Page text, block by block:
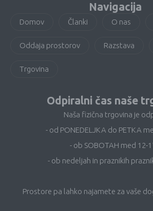
Navigacija
Domov Članki O nas
Oddaja prostorov Razstava
Trgovina
Odpiralni čas naše
Naša fizična trgovina je
- od PONEDELJKA do PETKA
- ob SOBOTAH med 12-
- ob nedeljah in praznikih
Prostore pa lahko najamete za vaše